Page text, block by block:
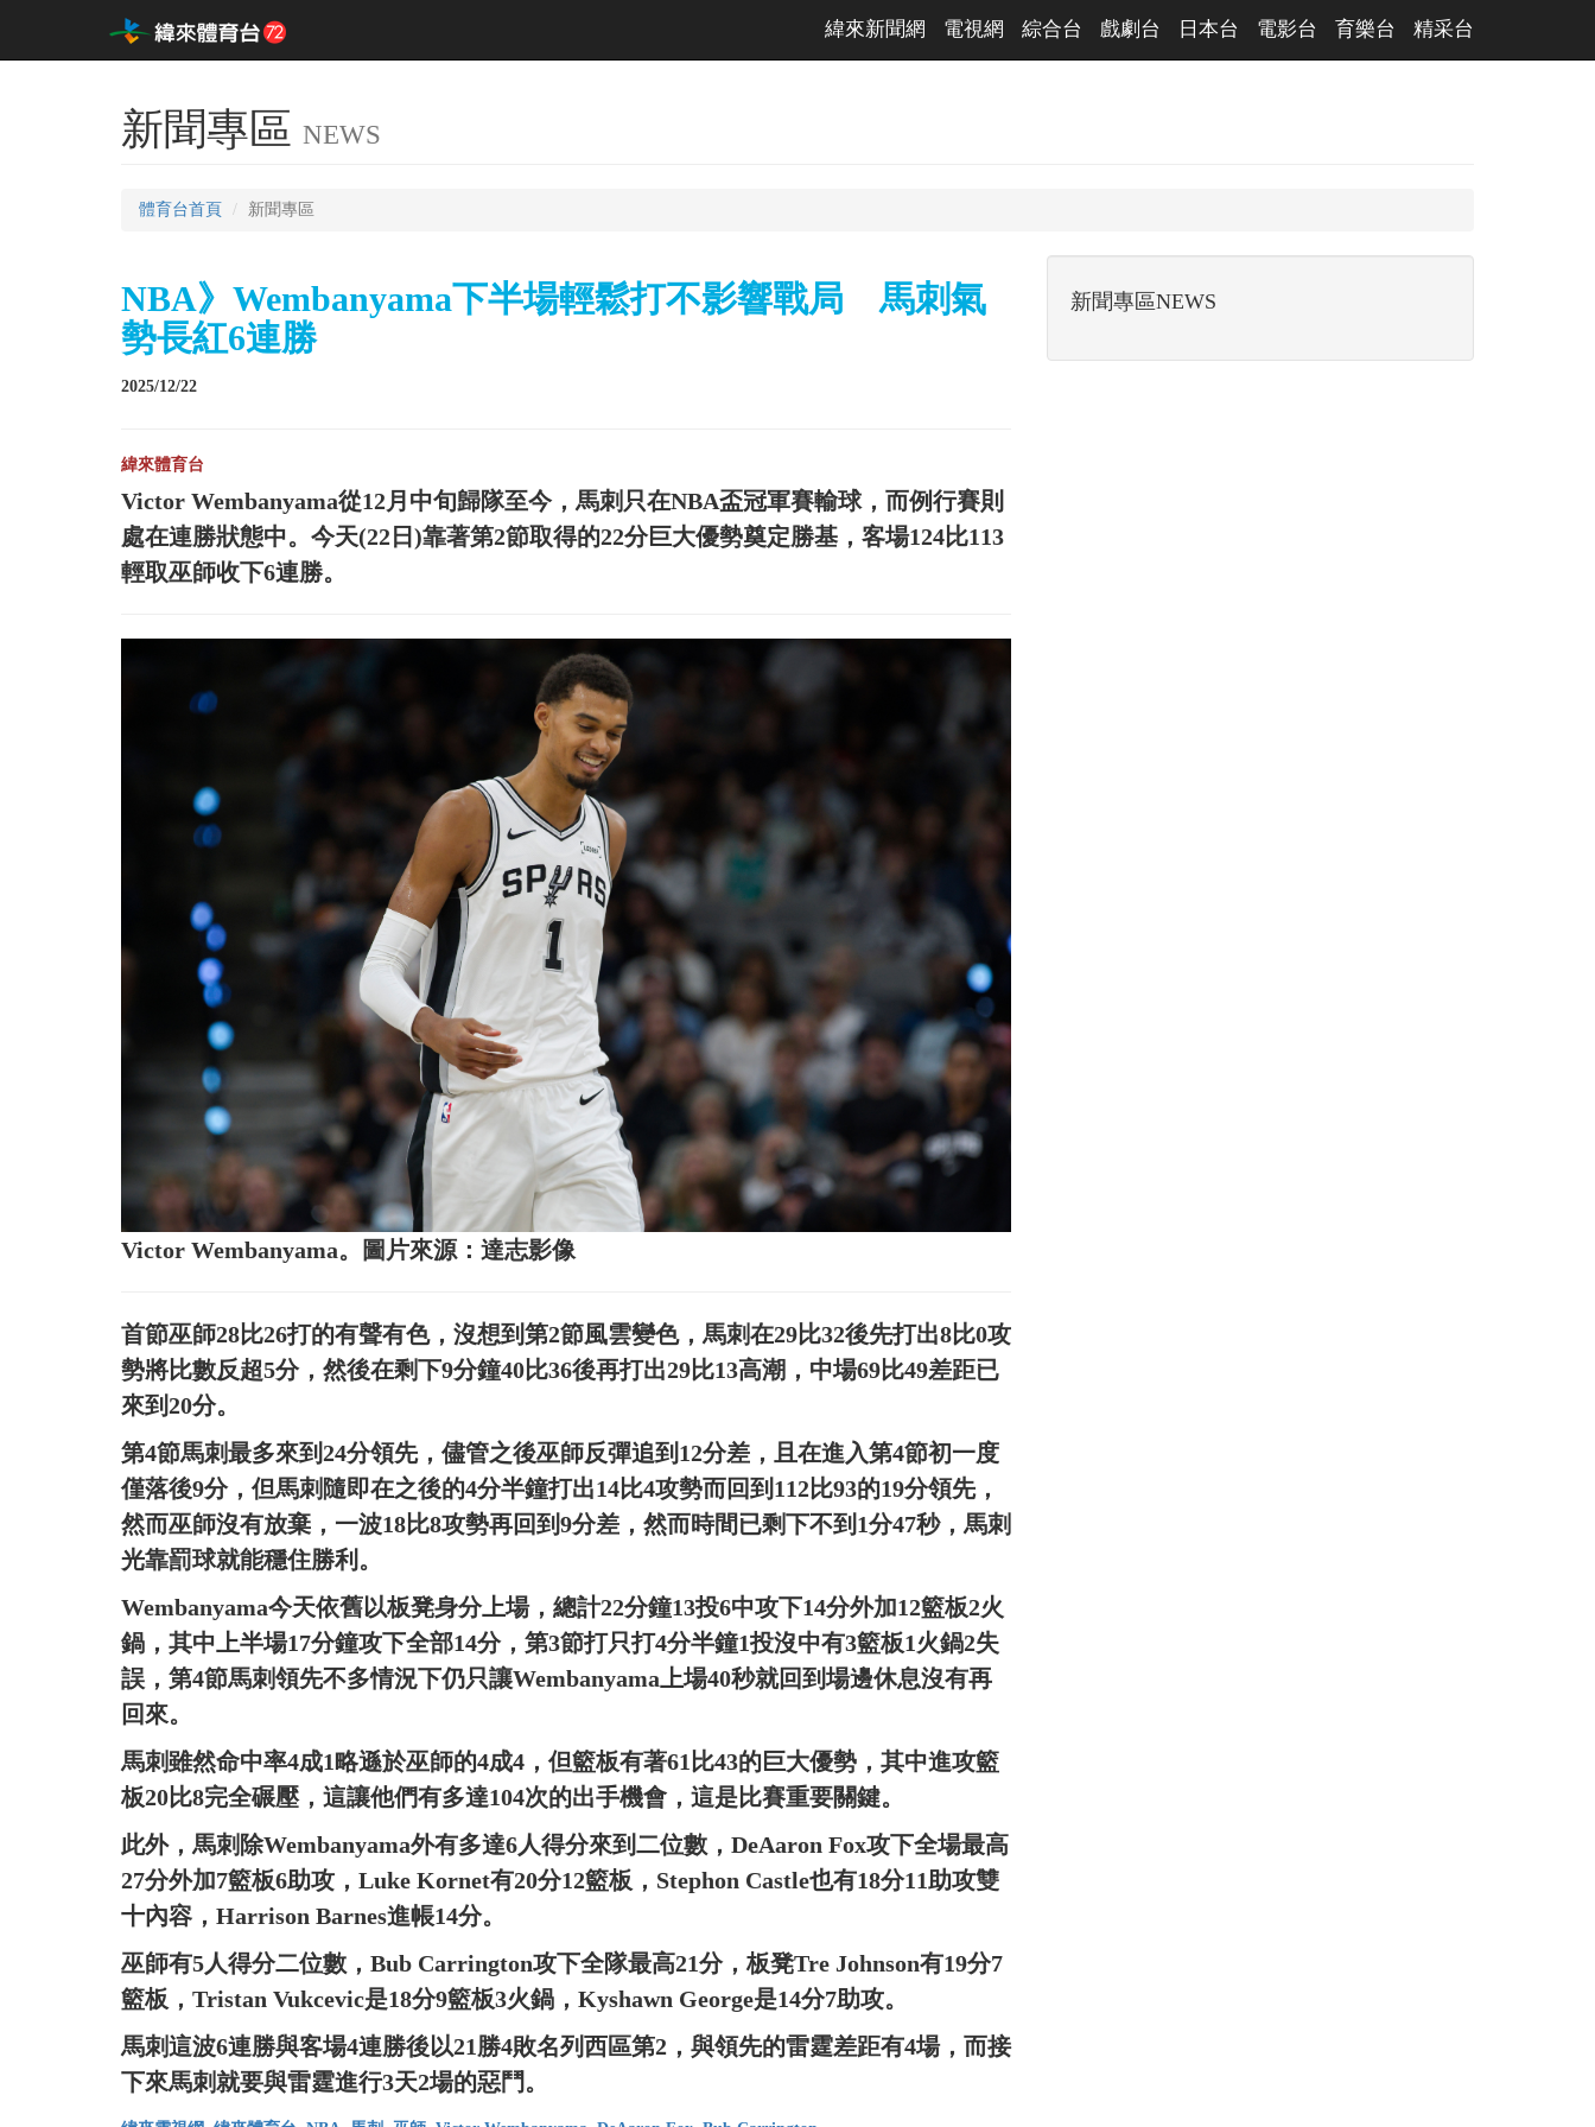
緯來新聞網 電視網 綜合台 戲劇台 日本台 電影台 育樂台 精采台
新聞專區 NEWS
體育台首頁 新聞專區
NBA》Wembanyama下半場輕鬆打不影響戰局 馬刺氣
勢長紅6連勝
2025/12/22
緯來體育台
Victor Wembanyama從12月中旬歸隊至今，馬刺只在NBA盃冠軍賽輸球，而例行賽則
處在連勝狀態中。今天(22日)靠著第2節取得的22分巨大優勢奠定勝基，客場124比113
輕取巫師收下6連勝。
Victor Wembanyama。圖片來源：達志影像
首節巫師28比26打的有聲有色，沒想到第2節風雲變色，馬刺在29比32後先打出8比0攻
勢將比數反超5分，然後在剩下9分鐘40比36後再打出29比13高潮，中場69比49差距已
來到20分。
第4節馬刺最多來到24分領先，儘管之後巫師反彈追到12分差，且在進入第4節初一度
僅落後9分，但馬刺隨即在之後的4分半鐘打出14比4攻勢而回到112比93的19分領先，
然而巫師沒有放棄，一波18比8攻勢再回到9分差，然而時間已剩下不到1分47秒，馬刺
光靠罰球就能穩住勝利。
Wembanyama今天依舊以板凳身分上場，總計22分鐘13投6中攻下14分外加12籃板2火
鍋，其中上半場17分鐘攻下全部14分，第3節打只打4分半鐘1投沒中有3籃板1火鍋2失
誤，第4節馬刺領先不多情況下仍只讓Wembanyama上場40秒就回到場邊休息沒有再
回來。
馬刺雖然命中率4成1略遜於巫師的4成4，但籃板有著61比43的巨大優勢，其中進攻籃
板20比8完全碾壓，這讓他們有多達104次的出手機會，這是比賽重要關鍵。
此外，馬刺除Wembanyama外有多達6人得分來到二位數，DeAaron Fox攻下全場最高
27分外加7籃板6助攻，Luke Kornet有20分12籃板，Stephon Castle也有18分11助攻雙
十內容，Harrison Barnes進帳14分。
巫師有5人得分二位數，Bub Carrington攻下全隊最高21分，板凳Tre Johnson有19分7
籃板，Tristan Vukcevic是18分9籃板3火鍋，Kyshawn George是14分7助攻。
馬刺這波6連勝與客場4連勝後以21勝4敗名列西區第2，與領先的雷霆差距有4場，而接
下來馬刺就要與雷霆進行3天2場的惡鬥。
新聞專區NEWS